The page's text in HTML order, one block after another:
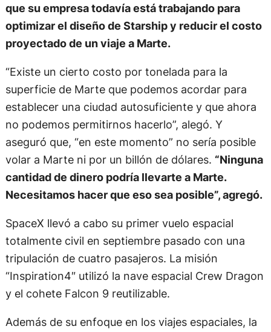
que su empresa todavía está trabajando para
optimizar el diseño de Starship y reducir el costo
proyectado de un viaje a Marte.
“Existe un cierto costo por tonelada para la
superficie de Marte que podemos acordar para
establecer una ciudad autosuficiente y que ahora
no podemos permitirnos hacerlo”, alegó. Y
aseguró que, “en este momento” no sería posible
volar a Marte ni por un billón de dólares. “Ninguna
cantidad de dinero podría llevarte a Marte.
Necesitamos hacer que eso sea posible”, agregó.
SpaceX llevó a cabo su primer vuelo espacial
totalmente civil en septiembre pasado con una
tripulación de cuatro pasajeros. La misión
“Inspiration4″ utilizó la nave espacial Crew Dragon
y el cohete Falcon 9 reutilizable.
Además de su enfoque en los viajes espaciales, la